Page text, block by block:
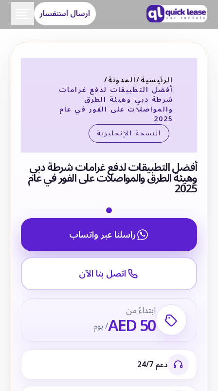
ارسال استفسار
الرئيسية/المدونة/
أفضل التطبيقات لدفع غرامات
شرطة دبي وهيئة الطرق
والمواصلات على الفور في عام
2025
النسخة الإنجليزية
أفضل التطبيقات لدفع غرامات شرطة دبي
وهيئة الطرق والمواصلات على الفور في عام
2025
راسلنا عبر واتساب
اتصل بنا الآن
ابتداءً من
AED 50/ يوم
دعم 24/7